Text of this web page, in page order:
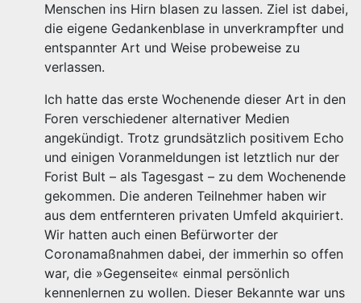
Menschen ins Hirn blasen zu lassen. Ziel ist dabei,
die eigene Gedankenblase in unverkrampfter und
entspannter Art und Weise probeweise zu
verlassen.
Ich hatte das erste Wochenende dieser Art in den
Foren verschiedener alternativer Medien
angekündigt. Trotz grundsätzlich positivem Echo
und einigen Voranmeldungen ist letztlich nur der
Forist Bult – als Tagesgast – zu dem Wochenende
gekommen. Die anderen Teilnehmer haben wir
aus dem entfernteren privaten Umfeld akquiriert.
Wir hatten auch einen Befürworter der
Coronamaßnahmen dabei, der immerhin so offen
war, die »Gegenseite« einmal persönlich
kennenlernen zu wollen. Dieser Bekannte war uns